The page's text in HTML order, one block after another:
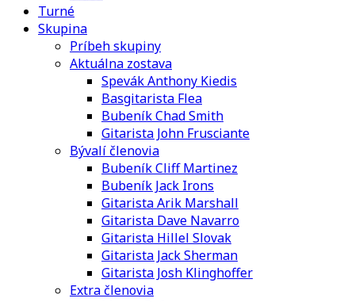
Turné
Skupina
Príbeh skupiny
Aktuálna zostava
Spevák Anthony Kiedis
Basgitarista Flea
Bubeník Chad Smith
Gitarista John Frusciante
Bývalí členovia
Bubeník Cliff Martinez
Bubeník Jack Irons
Gitarista Arik Marshall
Gitarista Dave Navarro
Gitarista Hillel Slovak
Gitarista Jack Sherman
Gitarista Josh Klinghoffer
Extra členovia